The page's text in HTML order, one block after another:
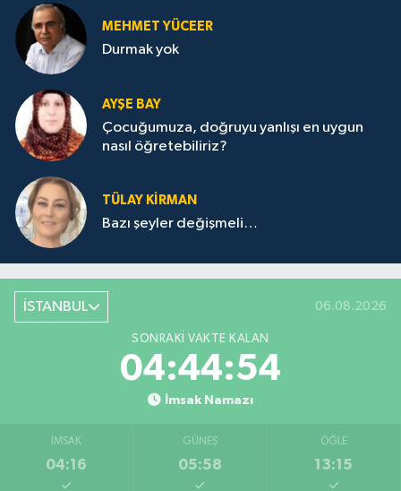
MEHMET YÜCEER
Durmak yok
AYŞE BAY
Çocuğumuza, doğruyu yanlışı en uygun
nasıl öğretebiliriz?
TÜLAY KİRMAN
Bazı şeyler değişmeli…
İSTANBUL 06.08.2026
SONRAKI VAKTE KALAN
04:44:54
İmsak Namazı
İMSAK
04:16
GÜNEŞ
05:58
ÖĞLE
13:15